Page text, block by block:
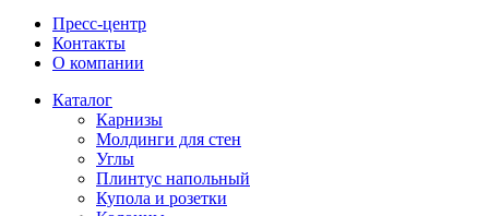
Пресс-центр
Контакты
О компании
Каталог
Карнизы
Молдинги для стен
Углы
Плинтус напольный
Купола и розетки